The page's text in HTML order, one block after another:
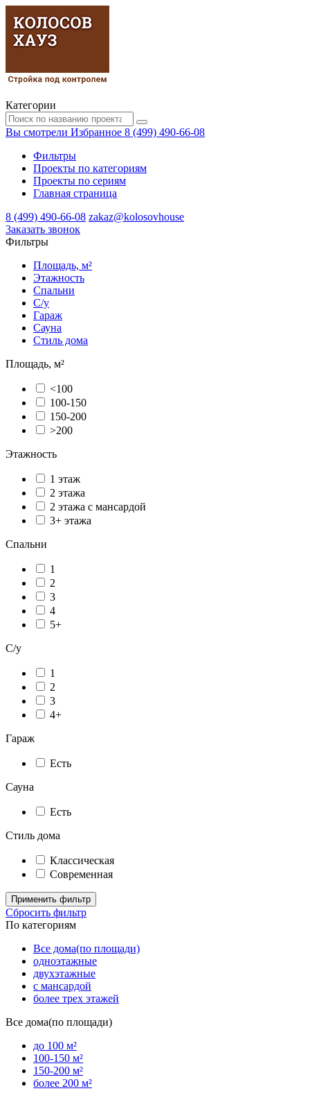
Категории
Вы смотрели Избранное 8 (499) 490-66-08
Фильтры
Проекты по категориям
Проекты по сериям
Главная страница
8 (499) 490-66-08 zakaz@kolosovhouse
3аказать звонок
Фильтры
Площадь, м²
Этажность
Спальни
С/у
Гараж
Сауна
Стиль дома
Площадь, м²
<100
100-150
150-200
>200
Этажность
1 этаж
2 этажа
2 этажа с мансардой
3+ этажа
Спальни
1
2
3
4
5+
С/у
1
2
3
4+
Гараж
Есть
Сауна
Есть
Стиль дома
Классическая
Современная
Применить фильтр
Сбросить фильтр
По категориям
Все дома(по площади)
одноэтажные
двухэтажные
с мансардой
более трех этажей
Все дома(по площади)
до 100 м²
100-150 м²
150-200 м²
более 200 м²